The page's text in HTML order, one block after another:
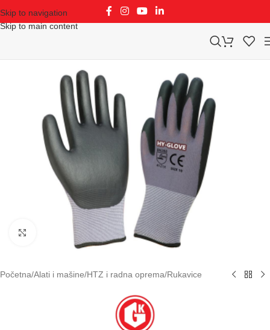
Skip to navigation
Skip to main content
Klikni za uvećavanje
Početna/Alati i mašine/HTZ i radna oprema/Rukavice